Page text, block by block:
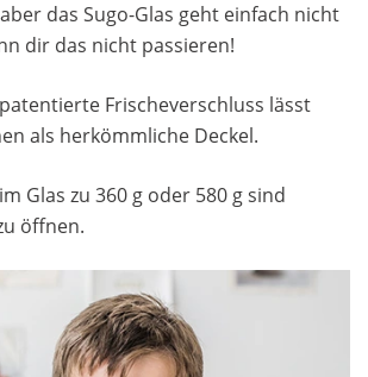
das Sugo-Glas geht einfach nicht
dir das nicht passieren!
Frischeverschluss lässt
als herkömmliche Deckel.
Glas zu 360 g oder 580 g sind
öffnen.